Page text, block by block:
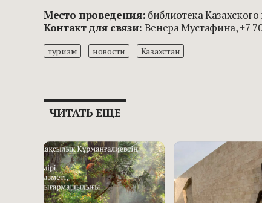
Место проведения: библиотека
Контакт для связи: Венера Мустафина, +7
туризм новости Казахстан
ЧИТАТЬ ЕЩЕ